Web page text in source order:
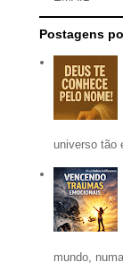
Postagens
universo tão
mundo,